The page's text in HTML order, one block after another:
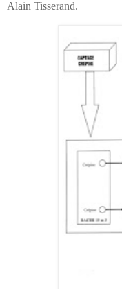
Alain Tisserand.